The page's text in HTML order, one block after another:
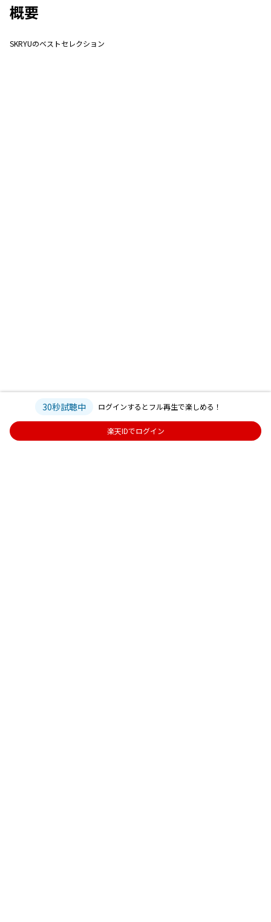
概要
SKRYUのベストセレクション
30秒試聴中 ログインするとフル再生で楽しめる！
楽天IDでログイン